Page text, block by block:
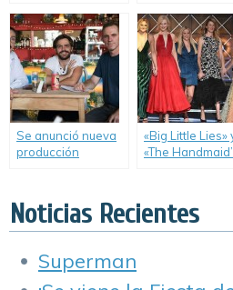
Latinoamérica de
la serie «Colony».
‘Fuller House’
recuperó el
inocente en la
televisión».
Se anunció nueva
producción
«Big Little Lies»
«The
Noticias Recientes
Superman